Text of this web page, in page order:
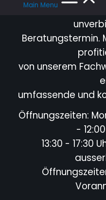
Main Menu
Bitte
Beratungstermin.
von unserem
umfassende und
Öffnungszeiten:
-
13:30 - 17:30